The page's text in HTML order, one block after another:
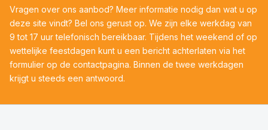
Vragen over ons aanbod? Meer informatie nodig dan wat u op
deze site vindt? Bel ons gerust op. We zijn elke werkdag van
9 tot 17 uur telefonisch bereikbaar. Tijdens het weekend of op
wettelijke feestdagen kunt u een bericht achterlaten via het
formulier op de contactpagina. Binnen de twee werkdagen
krijgt u steeds een antwoord.